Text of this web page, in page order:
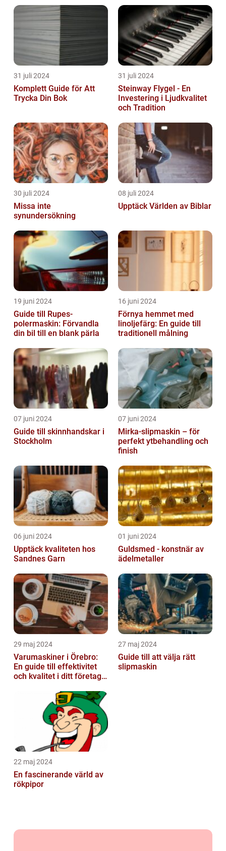
31 juli 2024
Komplett Guide för Att
Trycka Din Bok
31 juli 2024
Steinway Flygel - En
Investering i Ljudkvalitet
och Tradition
30 juli 2024
Missa inte
synundersökning
08 juli 2024
Upptäck Världen av Biblar
19 juni 2024
Guide till Rupes-
polermaskin: Förvandla
din bil till en blank pärla
16 juni 2024
Förnya hemmet med
linoljefärg: En guide till
traditionell målning
07 juni 2024
Guide till skinnhandskar i
Stockholm
07 juni 2024
Mirka-slipmaskin – för
perfekt ytbehandling och
finish
06 juni 2024
Upptäck kvaliteten hos
Sandnes Garn
01 juni 2024
Guldsmed - konstnär av
ädelmetaller
29 maj 2024
Varumaskiner i Örebro:
En guide till effektivitet
och kvalitet i ditt företags
27 maj 2024
Guide till att välja rätt
slipmaskin
22 maj 2024
En fascinerande värld av
rökpipor